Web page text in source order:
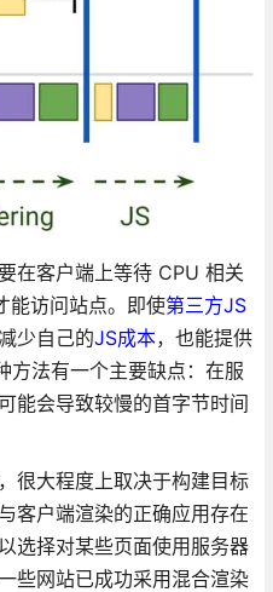
在客户端上等待 CPU 相关
能访问站点。即使第三方JS
少自己的JS成本，也能提供
方法有一个主要缺点：在服
能会导致较慢的首字节时间
很大程度上取决于构建目标
客户端渲染的正确应用存在
选择对某些页面使用服务器
些网站已成功采用混合渲染